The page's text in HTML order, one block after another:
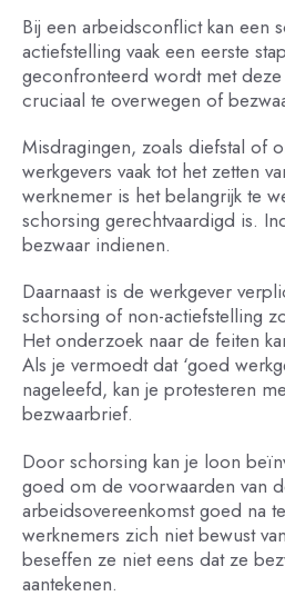
Bij een arbeidsconflict kan een
actiefstelling vaak een eerste
geconfronteerd wordt met deze
cruciaal te overwegen of
Misdragingen, zoals diefstal of
werkgevers vaak tot het zetten
werknemer is het belangrijk te
schorsing gerechtvaardigd is.
bezwaar indienen.
Daarnaast is de werkgever
schorsing of non-actiefstelling
Het onderzoek naar de feiten
Als je vermoedt dat ‘goed
nageleefd, kan je protesteren
bezwaarbrief.
Door schorsing kan je loon
goed om de voorwaarden van
arbeidsovereenkomst goed na
werknemers zich niet bewust
beseffen ze niet eens dat ze
aantekenen.